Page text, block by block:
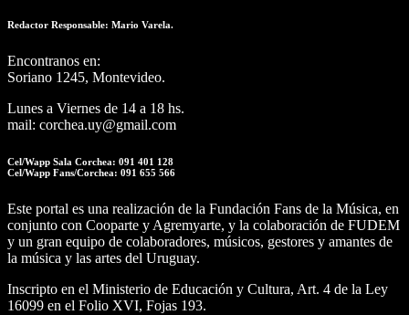
Redactor Responsable: Mario Varela.
Encontranos en:
Soriano 1245, Montevideo.
Lunes a Viernes de 14 a 18 hs.
mail: corchea.uy@gmail.com
Cel/Wapp Sala Corchea: 091 401 128
Cel/Wapp Fans/Corchea: 091 655 566
Este portal es una realización de la Fundación Fans de la Música, en
conjunto con Cooparte y Agremyarte, y la colaboración de FUDEM
y un gran equipo de colaboradores, músicos, gestores y amantes de
la música y las artes del Uruguay.
Inscripto en el Ministerio de Educación y Cultura, Art. 4 de la Ley
16099 en el Folio XVI, Fojas 193.